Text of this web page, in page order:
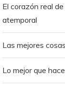
El corazón real
atemporal
Las mejores
Lo mejor que